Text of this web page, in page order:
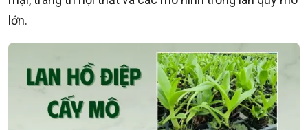
lớn.